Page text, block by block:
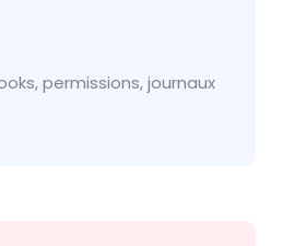
permissions, journaux